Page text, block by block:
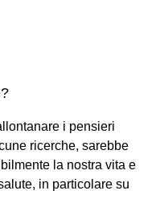
i pensieri
ricerche, sarebbe
la nostra vita e
in particolare su